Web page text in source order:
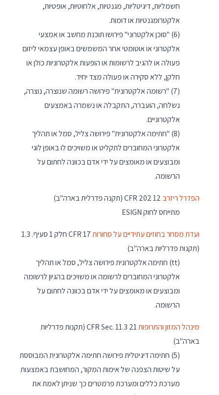
חשמליות, דיגיטליות, מגנטיות, אלחוטיות, אופטיות,
אלקטרומגנטיות או דומות.
(6) "סוכן אלקטרוני" פירושו תוכנת מחשב או אמצעי
אלקטרוני או אוטומטי אחר המשמשים באופן עצמאי ליזום
פעולה או להגיב לרשומות או הופעות אלקטרוניות כולן או
חלקן, ללא סקירה או פעולה מצד יחיד.
(7) "רשומה אלקטרונית" פירושה רשומה שנוצרה, נוצרה,
נשלחה, הועברה, התקבלה או נשמרה באמצעים
אלקטרוניים.
(8) "חתימה אלקטרונית" פירושה צליל, סמל או תהליך
אלקטרוני המחוברים לתקליט או משויכים לו באופן לוגי
ומבוצעים או מאומצים על ידי אדם בכוונה לחתום על
הרשומה.
הפדרל ריזרב
מתייחס לחוק ESIGN
ועדת מסחר בחוזים עתידיים על סחורות
17 CFR חלק 1 סעיף. 1.3
(תקנות פדרליות בארה"ב)
(tt) חתימה אלקטרונית פירושה צליל, סמל או תהליך
אלקטרוני המחוברים לרשומה או משויכים בהגיון לרשומה
ומבוצעים או מאומצים על ידי אדם בכוונה לחתום על
הרשומה.
מינהל המזון והתרופות
21 CFR Sec. 11.3 (תקנות פדרליות
בארה"ב)
(5) חתימה דיגיטלית פירושה חתימה אלקטרונית המבוססת
על שיטות הצפנה של אימות המקור, המחושבת באמצעות
מערכת כללים ומערכת פרמטרים כך שניתן לאמת את